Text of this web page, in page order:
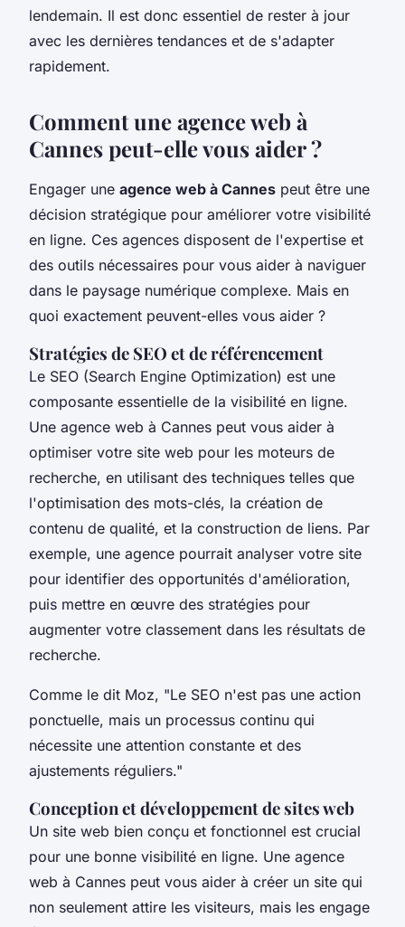
lendemain. Il est donc essentiel de rester à jour
avec les dernières tendances et de s'adapter
rapidement.
Comment une agence web à
Cannes peut-elle vous aider ?
Engager une agence web à Cannes peut être une
décision stratégique pour améliorer votre visibilité
en ligne. Ces agences disposent de l'expertise et
des outils nécessaires pour vous aider à naviguer
dans le paysage numérique complexe. Mais en
quoi exactement peuvent-elles vous aider ?
Stratégies de SEO et de référencement
Le SEO (Search Engine Optimization) est une
composante essentielle de la visibilité en ligne.
Une agence web à Cannes peut vous aider à
optimiser votre site web pour les moteurs de
recherche, en utilisant des techniques telles que
l'optimisation des mots-clés, la création de
contenu de qualité, et la construction de liens. Par
exemple, une agence pourrait analyser votre site
pour identifier des opportunités d'amélioration,
puis mettre en œuvre des stratégies pour
augmenter votre classement dans les résultats de
recherche.
Comme le dit Moz, "Le SEO n'est pas une action
ponctuelle, mais un processus continu qui
nécessite une attention constante et des
ajustements réguliers."
Conception et développement de sites web
Un site web bien conçu et fonctionnel est crucial
pour une bonne visibilité en ligne. Une agence
web à Cannes peut vous aider à créer un site qui
non seulement attire les visiteurs, mais les engage